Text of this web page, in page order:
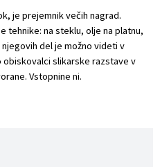
je prejemnik večih nagrad.
tehnike: na steklu, olje na platnu,
del je možno videti v
obiskovalci slikarske razstave v
Vstopnine ni.